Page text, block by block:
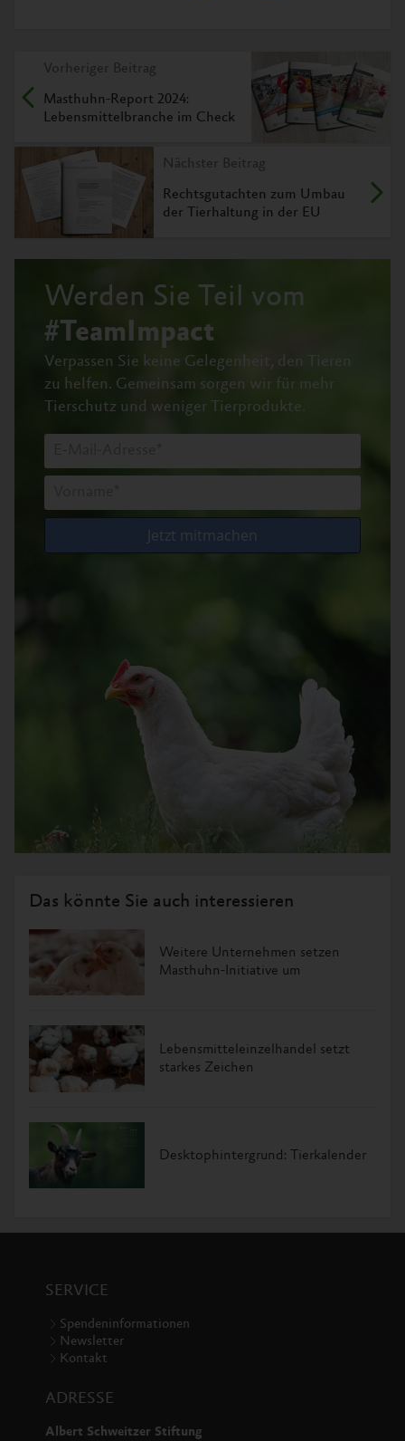
Vorheriger Beitrag
Masthuhn-Report 2024:
Lebensmittelbranche im Check
Nächster Beitrag
Rechtsgutachten zum Umbau
der Tierhaltung in der EU
Werden Sie Teil vom
#TeamImpact
Verpassen Sie keine Gelegenheit, den Tieren
zu helfen. Gemeinsam sorgen wir für mehr
Tierschutz und weniger Tierprodukte.
Das könnte Sie auch interessieren
Weitere Unternehmen setzen
Masthuhn-Initiative um
Lebensmitteleinzelhandel setzt
starkes Zeichen
Desktophintergrund: Tierkalender
SERVICE
Spendeninformationen
Newsletter
Kontakt
ADRESSE
Albert Schweitzer Stiftung